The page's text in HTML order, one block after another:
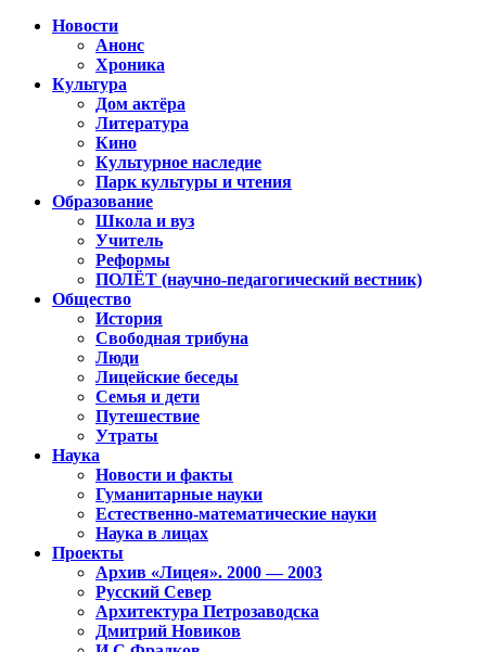
Новости
Анонс
Хроника
Культура
Дом актёра
Литература
Кино
Культурное наследие
Парк культуры и чтения
Образование
Школа и вуз
Учитель
Реформы
ПОЛЁТ (научно-педагогический вестник)
Общество
История
Свободная трибуна
Люди
Лицейские беседы
Семья и дети
Путешествие
Утраты
Наука
Новости и факты
Гуманитарные науки
Естественно-математические науки
Наука в лицах
Проекты
Архив «Лицея». 2000 — 2003
Русский Север
Архитектура Петрозаводска
Дмитрий Новиков